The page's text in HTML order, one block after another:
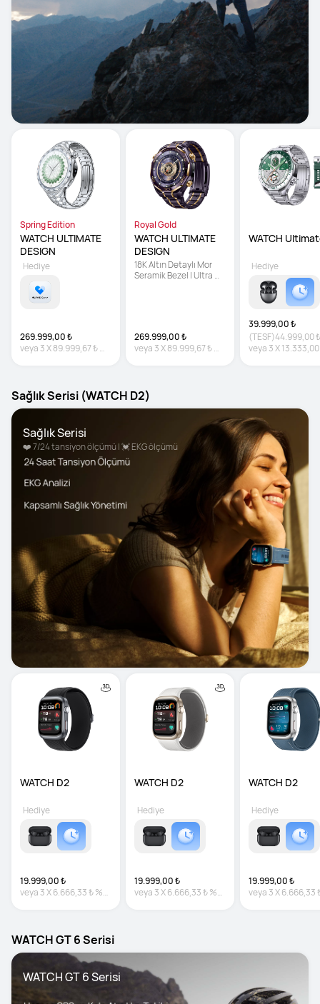
Spring Edition
WATCH ULTIMATE
DESIGN
269.999,00 ₺
veya 3X89.999,67 ₺
Hediye
Royal Gold
WATCH ULTIMATE
DESIGN
18K Altın Detaylı Mor
Seramik Bezel | Ultra
269.999,00 ₺
veya 3X89.999,67 ₺
WATCH
39.999,00 ₺
(TESF)44.999,00 ₺
veya 3X
Hediye
Sağlık Serisi (WATCH D2)
Sağlık Serisi
❤️ 7/24 tansiyon ölçümü | 💓 EKG ölçümü
WATCH D2
19.999,00 ₺
veya 3X6.666,33 ₺%0
Hediye
WATCH D2
19.999,00 ₺
veya 3X6.666,33 ₺%0
Hediye
WATCH D2
19.999,00 ₺
veya 3X6.666,33
Hediye
WATCH GT 6 Serisi
WATCH GT 6 Serisi